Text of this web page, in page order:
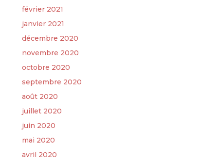
février 2021
janvier 2021
décembre 2020
novembre 2020
octobre 2020
septembre 2020
août 2020
juillet 2020
juin 2020
mai 2020
avril 2020